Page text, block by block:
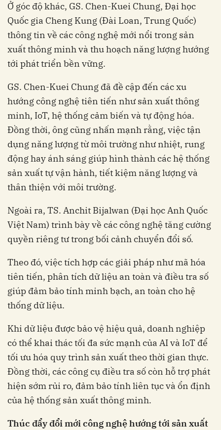
Ở góc độ khác, GS. Chen-Kuei Chung, Đại học
Quốc gia Cheng Kung (Đài Loan, Trung Quốc)
thông tin về các công nghệ mới nổi trong sản
xuất thông minh và thu hoạch năng lượng hướng
tới phát triển bền vững.
GS. Chen-Kuei Chung đã đề cập đến các xu
hướng công nghệ tiên tiến như sản xuất thông
minh, IoT, hệ thống cảm biến và tự động hóa.
Đồng thời, ông cũng nhấn mạnh rằng, việc tận
dụng năng lượng từ môi trường như nhiệt, rung
động hay ánh sáng giúp hình thành các hệ thống
sản xuất tự vận hành, tiết kiệm năng lượng và
thân thiện với môi trường.
Ngoài ra, TS. Anchit Bijalwan (Đại học Anh Quốc
Việt Nam) trình bày về các công nghệ tăng cường
quyền riêng tư trong bối cảnh chuyển đổi số.
Theo đó, việc tích hợp các giải pháp như mã hóa
tiên tiến, phân tích dữ liệu an toàn và điều tra số
giúp đảm bảo tính minh bạch, an toàn cho hệ
thống dữ liệu.
Khi dữ liệu được bảo vệ hiệu quả, doanh nghiệp
có thể khai thác tối đa sức mạnh của AI và IoT để
tối ưu hóa quy trình sản xuất theo thời gian thực.
Đồng thời, các công cụ điều tra số còn hỗ trợ phát
hiện sớm rủi ro, đảm bảo tính liên tục và ổn định
của hệ thống sản xuất thông minh.
Thúc đẩy đổi mới công nghệ hướng tới sản xuất